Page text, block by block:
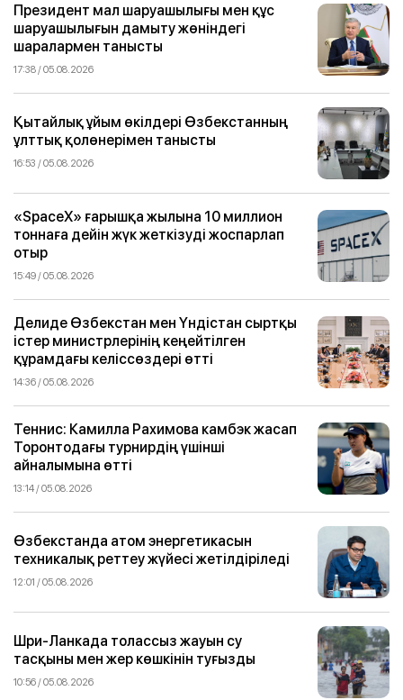
Президент мал шаруашылығы мен құс
шаруашылығын дамыту жөніндегі
шаралармен танысты
17:38 / 05.08.2026
Қытайлық ұйым өкілдері Өзбекстанның
ұлттық қолөнерімен танысты
16:53 / 05.08.2026
«SpaceX» ғарышқа жылына 10 миллион
тоннаға дейін жүк жеткізуді жоспарлап
отыр
15:49 / 05.08.2026
Делиде Өзбекстан мен Үндістан сыртқы
істер министрлерінің кеңейтілген
құрамдағы келіссөздері өтті
14:36 / 05.08.2026
Теннис: Камилла Рахимова камбэк жасап
Торонтодағы турнирдің үшінші
айналымына өтті
13:14 / 05.08.2026
Өзбекстанда атом энергетикасын
техникалық реттеу жүйесі жетілдіріледі
12:01 / 05.08.2026
Шри-Ланкада толассыз жауын су
тасқыны мен жер көшкінін туғызды
10:56 / 05.08.2026